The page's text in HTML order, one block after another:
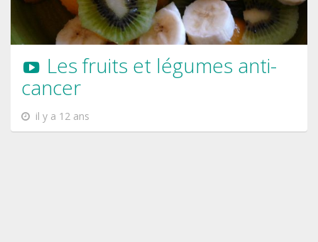
Les fruits et légumes anti-
cancer
il y a 12 ans